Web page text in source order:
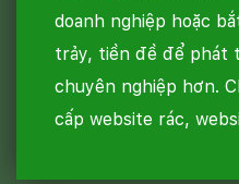
doanh nghiệp hoặc
trảy, tiền đề để phát
chuyên nghiệp hơn.
cấp website rác,